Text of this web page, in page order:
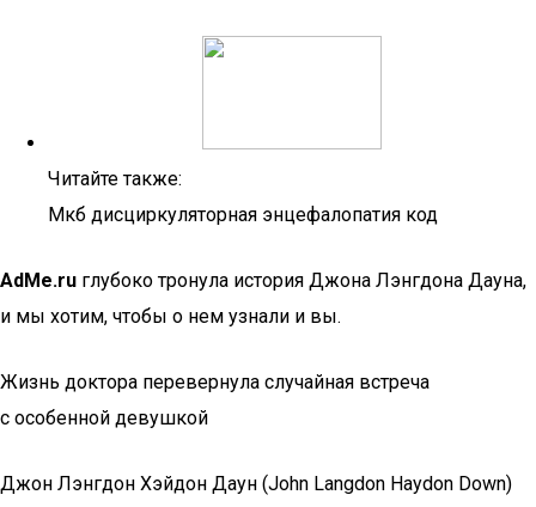
Читайте также:
Мкб дисциркуляторная энцефалопатия код
AdMe.ru глубоко тронула история Джона Лэнгдона Дауна,
и мы хотим, чтобы о нем узнали и вы.
Жизнь доктора перевернула случайная встреча
с особенной девушкой
Джон Лэнгдон Хэйдон Даун (John Langdon Haydon Down)